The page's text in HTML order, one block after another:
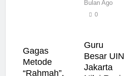
Bulan Ago
0
Gagas
Metode
“Rahmah”,
Guru
Besar UIN
Jakarta